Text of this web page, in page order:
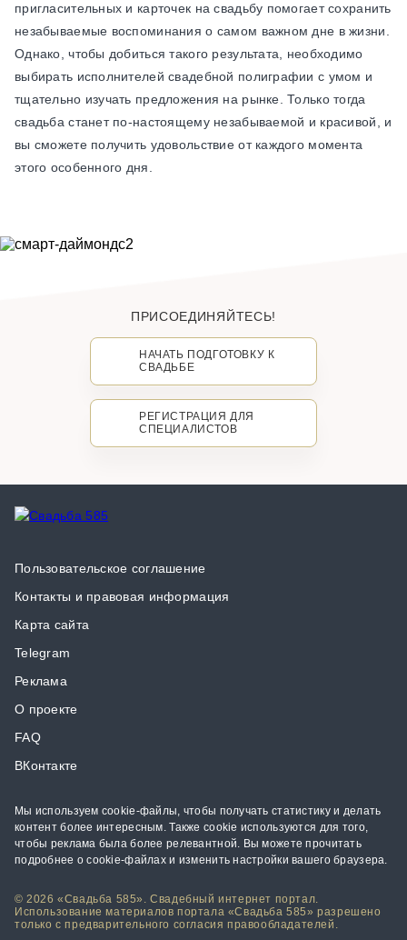
пригласительных и карточек на свадьбу помогает сохранить
незабываемые воспоминания о самом важном дне в жизни.
Однако, чтобы добиться такого результата, необходимо
выбирать исполнителей свадебной полиграфии с умом и
тщательно изучать предложения на рынке. Только тогда
свадьба станет по-настоящему незабываемой и красивой, и
вы сможете получить удовольствие от каждого момента
этого особенного дня.
ПРИСОЕДИНЯЙТЕСЬ!
НАЧАТЬ ПОДГОТОВКУ К
СВАДЬБЕ
РЕГИСТРАЦИЯ ДЛЯ
СПЕЦИАЛИСТОВ
Пользовательское соглашение
Контакты и правовая информация
Карта сайта
Telegram
Реклама
О проекте
FAQ
ВКонтакте
Мы используем cookie-файлы, чтобы получать статистику и делать
контент более интересным. Также cookie используются для того,
чтобы реклама была более релевантной. Вы можете прочитать
подробнее о cookie-файлах и изменить настройки вашего браузера.
© 2026 «Свадьба 585». Свадебный интернет портал.
Использование материалов портала «Свадьба 585» разрешено
только с предварительного согласия правообладателей.